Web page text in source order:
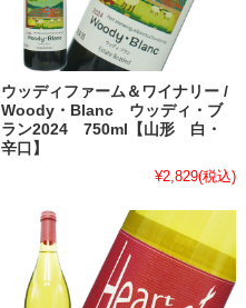
ウッディファーム＆ワイナリー /
Woody・Blanc ウッディ・ブ
ラン2024 750ml【山形 白・
辛口】
¥2,829(税込)